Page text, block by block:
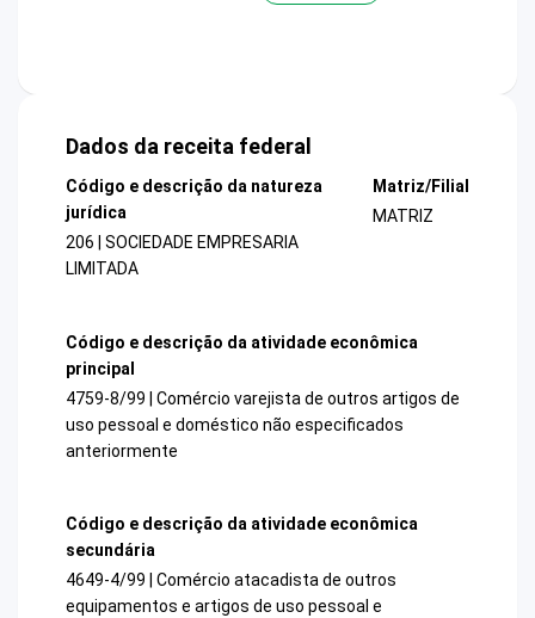
Dados da receita federal
Código e descrição da natureza
jurídica
206 | SOCIEDADE EMPRESARIA
LIMITADA
Matriz/Filial
MATRIZ
Código e descrição da atividade econômica
principal
4759-8/99 | Comércio varejista de outros artigos de
uso pessoal e doméstico não especificados
anteriormente
Código e descrição da atividade econômica
secundária
4649-4/99 | Comércio atacadista de outros
equipamentos e artigos de uso pessoal e